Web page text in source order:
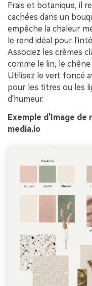
Frais et botanique, il
cachées dans un
empêche la chaleur
le rend idéal pour
Associez les crèmes
comme le lin, le
Utilisez le vert foncé
pour les titres ou les
d'humeur.
Exemple d'Image de
media.io